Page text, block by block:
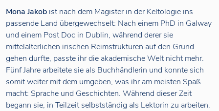
Mona Jakob ist nach dem Magister in der Keltologie ins
passende Land übergewechselt: Nach einem PhD in Galway
und einem Post Doc in Dublin, während derer sie
mittelalterlichen irischen Reimstrukturen auf den Grund
gehen durfte, passte ihr die akademische Welt nicht mehr.
Fünf Jahre arbeitete sie als Buchhändlerin und konnte sich
somit weiter mit dem umgeben, was ihr am meisten Spaß
macht: Sprache und Geschichten. Während dieser Zeit
begann sie, in Teilzeit selbstständig als Lektorin zu arbeiten.